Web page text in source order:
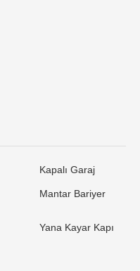
Kapalı Garaj
Mantar Bariyer
Yana Kayar Kapı